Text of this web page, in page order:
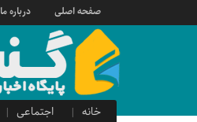
صفحه اصلی درباره ما
خانه اجتماعی